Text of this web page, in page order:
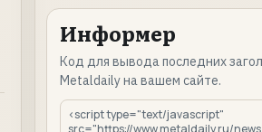
Информер
Код для вывода последних
Metaldaily на вашем сайте.